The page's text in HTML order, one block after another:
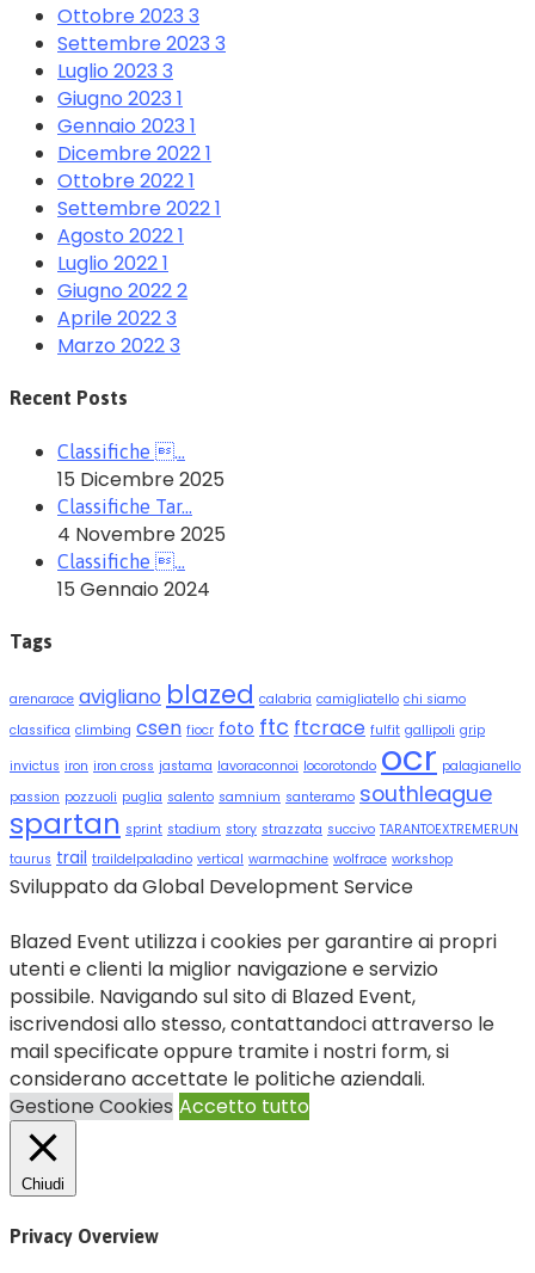
Ottobre 2023 3
Settembre 2023 3
Luglio 2023 3
Giugno 2023 1
Gennaio 2023 1
Dicembre 20221
Ottobre 20221
Settembre 20221
Agosto 20221
Luglio 20221
Giugno 20222
Aprile 20223
Marzo 20223
Recent Posts
Classifiche …
15 Dicembre 2025
Classifiche Tar…
4 Novembre 2025
Classifiche …
15 Gennaio 2024
Tags
arenarace avigliano blazed calabria camigliatello chi siamo
classifica climbing csen fiocr foto ftc ftcrace fulfit gallipoli grip
invictus iron iron cross jastama lavoraconnoi locorotondo ocr palagianello
passion pozzuoli puglia salento samnium santeramo southleague
spartan sprint stadium story strazzata succivo TARANTOEXTREMERUN
taurus trail traildelpaladino vertical warmachine wolfrace workshop
Sviluppato da Global Development Service
Blazed Event utilizza i cookies per garantire ai propri
utenti e clienti la miglior navigazione e servizio
possibile. Navigando sul sito di Blazed Event,
iscrivendosi allo stesso, contattandoci attraverso le
mail specificate oppure tramite i nostri form, si
considerano accettate le politiche aziendali.
Gestione Cookies Accetto tutto
Chiudi
Privacy Overview